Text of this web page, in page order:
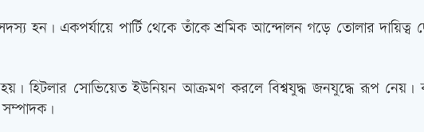
সদস্য হন। একপর্যায়ে পার্টি থেকে তাঁকে শ্রমিক আন্দোলন গড়ে তোলার
হয়। হিটলার সোভিয়েত ইউনিয়ন আক্রমণ করলে বিশ্বযুদ্ধ জনযুদ্ধে রূপ